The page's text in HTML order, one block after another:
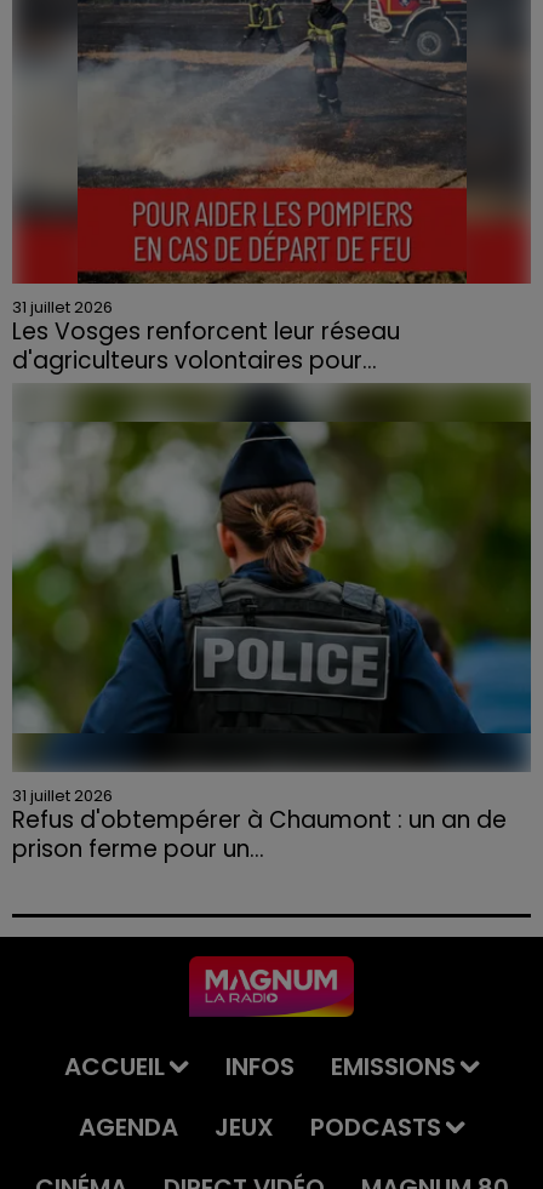
31 juillet 2026
Les Vosges renforcent leur réseau
d'agriculteurs volontaires pour...
Face à la sécheresse et aux risques de départs de feu,
la Chambre d'agriculture des Vosges a lancé un appel
aux agriculteurs volontaires pour venir en aide...
31 juillet 2026
Refus d'obtempérer à Chaumont : un an de
prison ferme pour un...
permis et la confiscation de son véhicule.
ACCUEIL INFOS
EMISSIONS
AGENDA
JEUX
PODCASTS